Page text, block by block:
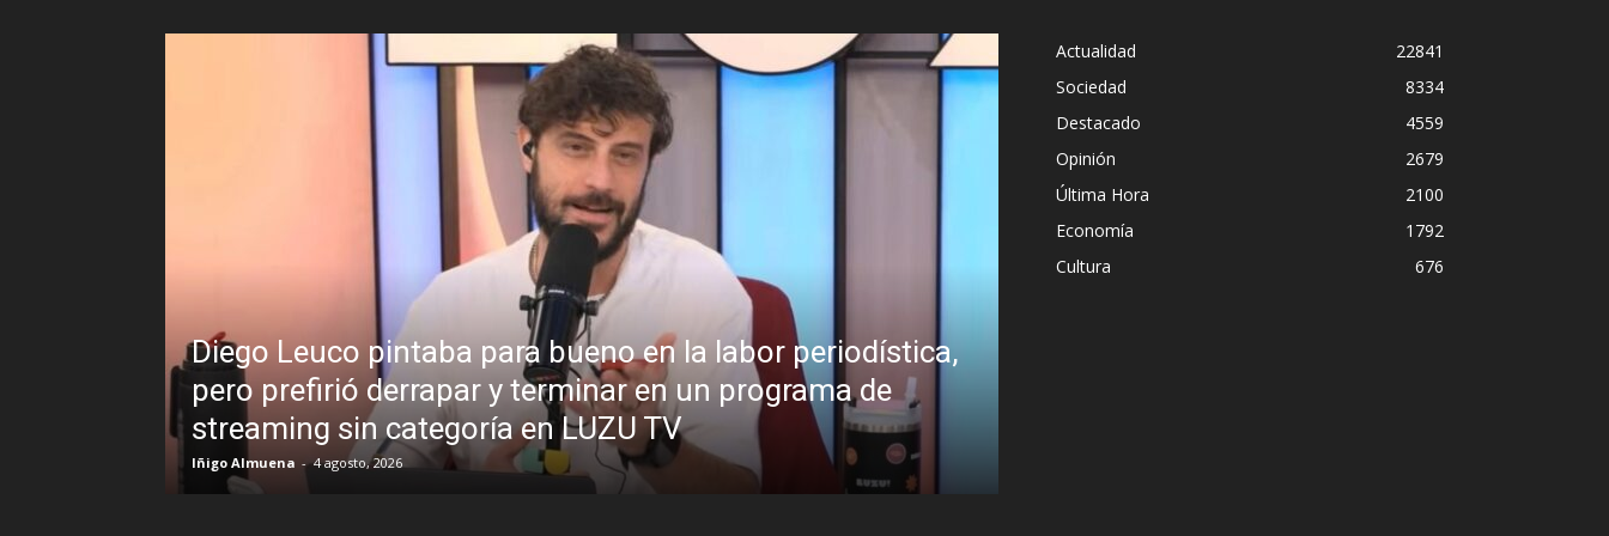
Leuco pintaba para bueno en la labor periodística,
prefirió derrapar y terminar en un programa de
sin categoría en LUZU TV
4 agosto, 2026
¿Padece Pedro Sánchez el “Síndrome de Hubris”?
Analistas debaten sobre el estilo de liderazgo del
presidente
R.C. Gómez -
Actualidad
22841
Sociedad
8334
Destacado
4559
Opinión
2679
Última Hora
2100
Economía
1792
Cultura
676